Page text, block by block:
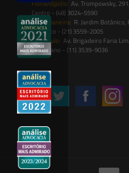
Florianópolis: Av. Trompowsky,
Centro - (48) 3024-5590
Rio de Janeiro: R. Jardim Botânico,
Botânico - (21) 3559-2005
São Paulo: Av. Brigadeiro Faria
Paulistano - (11) 3539-9036
Siga-nos